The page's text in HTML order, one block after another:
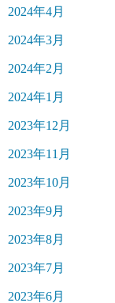
2024年4月
2024年3月
2024年2月
2024年1月
2023年12月
2023年11月
2023年10月
2023年9月
2023年8月
2023年7月
2023年6月